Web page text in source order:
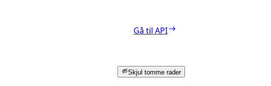
Gå til API
Skjul tomme rader